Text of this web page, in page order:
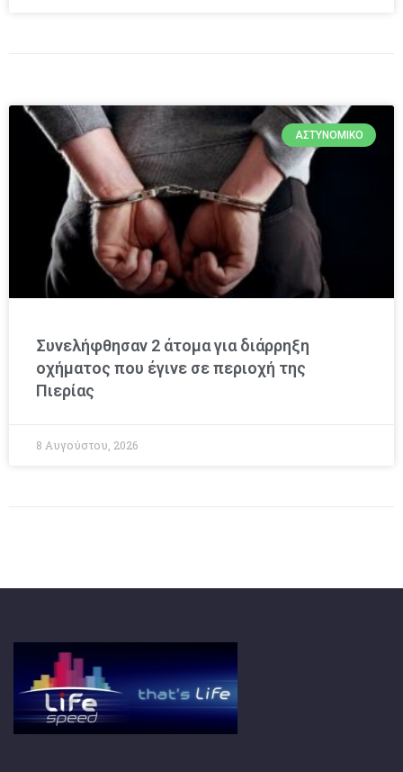
ΑΣΤΥΝΟΜΙΚΌ
Συνελήφθησαν 2 άτομα για διάρρηξη
οχήματος που έγινε σε περιοχή της
Πιερίας
8 Αυγούστου, 2026